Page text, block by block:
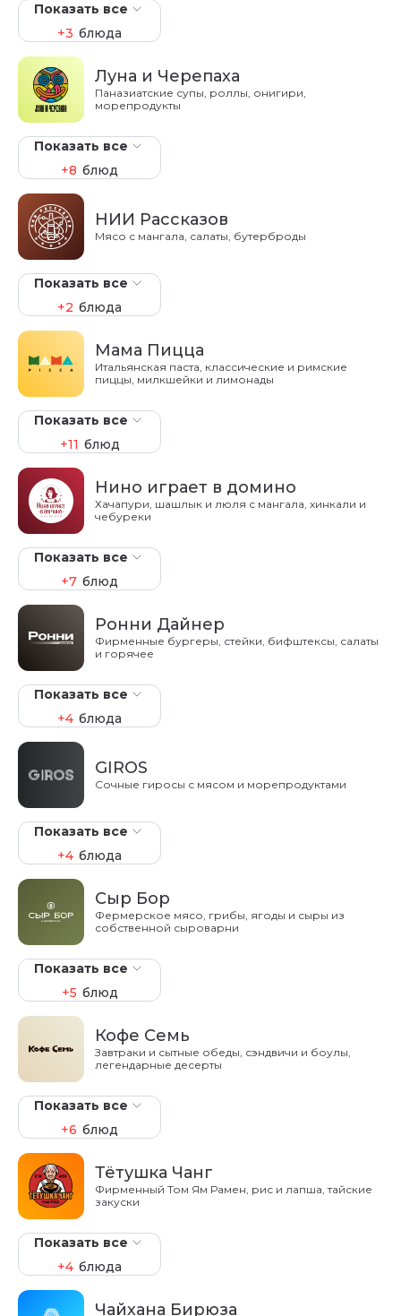
Показать все
+3 блюда
Луна и Черепаха
Паназиатские супы, роллы, онигири,
морепродукты
Показать все
+8 блюд
НИИ Рассказов
Мясо с мангала, салаты, бутерброды
Показать все
+2 блюда
Мама Пицца
Итальянская паста, классические и римские
пиццы, милкшейки и лимонады
Показать все
+11 блюд
Нино играет в домино
Хачапури, шашлык и люля с мангала, хинкали и
чебуреки
Показать все
+7 блюд
Ронни Дайнер
Фирменные бургеры, стейки, бифштексы, салаты
и горячее
Показать все
+4 блюда
GIROS
Сочные гиросы с мясом и морепродуктами
Показать все
+4 блюда
Сыр Бор
Фермерское мясо, грибы, ягоды и сыры из
собственной сыроварни
Показать все
+5 блюд
Кофе Семь
Завтраки и сытные обеды, сэндвичи и боулы,
легендарные десерты
Показать все
+6 блюд
Тётушка Чанг
Фирменный Том Ям Рамен, рис и лапша, тайские
закуски
Показать все
+4 блюда
Чайхана Бирюза